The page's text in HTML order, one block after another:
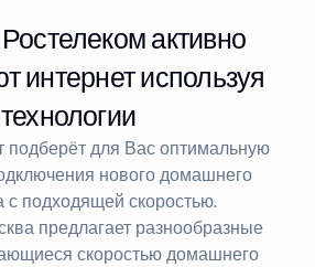
активно
интернет используя
технологии
подберёт для Вас оптимальную
нового домашнего
с подходящей скоростью.
предлагает разнообразные
скоростью домашнего